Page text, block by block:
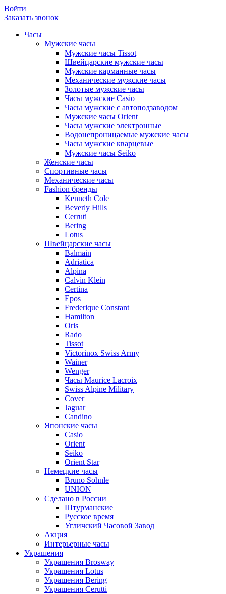
Войти
Заказать звонок
Часы
Мужские часы
Мужские часы Tissot
Швейцарские мужские часы
Мужские карманные часы
Механические мужские часы
Золотые мужские часы
Часы мужские Casio
Часы мужские с автоподзаводом
Мужские часы Orient
Часы мужские электронные
Водонепроницаемые мужские часы
Часы мужские кварцевые
Мужские часы Seiko
Женские часы
Спортивные часы
Механические часы
Fashion бренды
Kenneth Cole
Beverly Hills
Cerruti
Bering
Lotus
Швейцарские часы
Balmain
Adriatica
Alpina
Calvin Klein
Certina
Epos
Frederique Constant
Hamilton
Oris
Rado
Tissot
Victorinox Swiss Army
Wainer
Wenger
Часы Maurice Lacroix
Swiss Alpine Military
Cover
Jaguar
Candino
Японские часы
Casio
Orient
Seiko
Orient Star
Немецкие часы
Bruno Sohnle
UNION
Сделано в России
Штурманские
Русское время
Угличский Часовой Завод
Акция
Интерьерные часы
Украшения
Украшения Brosway
Украшения Lotus
Украшения Bering
Украшения Cerutti